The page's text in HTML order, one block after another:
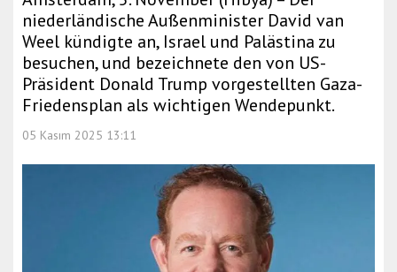
niederländische Außenminister David van
Weel kündigte an, Israel und Palästina zu
besuchen, und bezeichnete den von US-
Präsident Donald Trump vorgestellten Gaza-
Friedensplan als wichtigen Wendepunkt.
05 Kasım 2025 13:11